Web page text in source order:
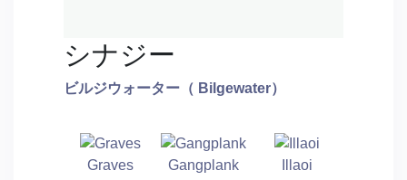
シナジー
ビルジウォーター（ Bilgewater）
Graves Gangplank Illaoi